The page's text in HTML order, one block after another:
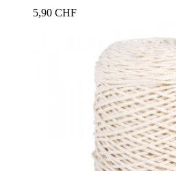
5,90 CHF